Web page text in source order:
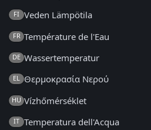
FI Veden Lämpötila
FR Température de l'Eau
DE Wassertemperatur
EL Θερμοκρασία Νερού
HU Vízhőmérséklet
IT Temperatura dell'Acqua